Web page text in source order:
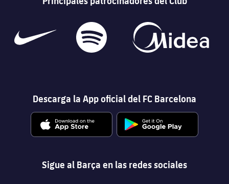
Descarga la App oficial del FC Barcelona
Sigue al Barça en las redes sociales